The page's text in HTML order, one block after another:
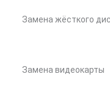
Замена жёсткого
Замена видеокарты